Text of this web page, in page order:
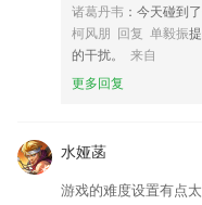
诸葛丹韦 ：今天碰到
柯风朋 回复 单毅振
的干扰。
来自
更多回复
水娅菡
游戏的难度设置有点